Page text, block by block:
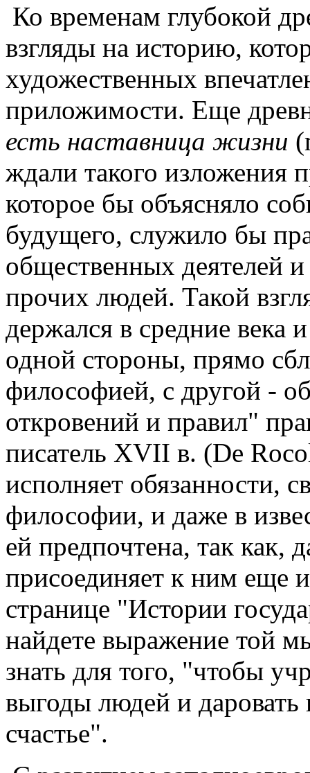
Ко временам глубокой
взгляды на историю,
художественных
приложимости. Еще
есть наставница жизни
ждали такого изложения
которое бы объясняло
будущего, служило бы
общественных деятелей
прочих людей. Такой
держался в средние
одной стороны, прямо
философией, с другой -
откровений и правил"
писатель XVII в. (De
исполняет обязанности,
философии, и даже в
ей предпочтена, так как,
присоединяет к ним еще
странице "Истории
найдете выражение той
знать для того, "чтобы
выгоды людей и
счастье".